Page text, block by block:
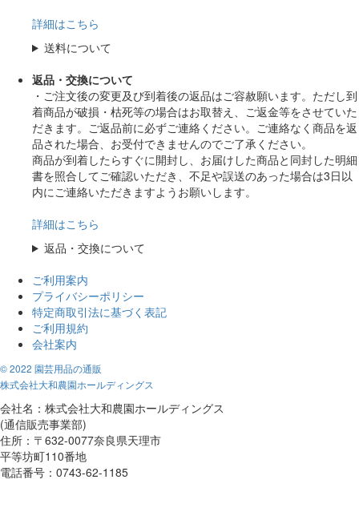
詳細はこちら
送料について
返品・交換について
・ご注文後の変更及び到着後の返品はご容赦願います。ただし到
着商品が破損・枯死等の場合はお取替え、ご返金等をさせていた
だきます。ご返品前に必ずご連絡ください。ご連絡なく商品を返
品された場合、お受付できませんのでご了承ください。
商品が到着したらすぐに開封し、お届けした商品と同封した明細
書を照合してご確認いただき、不足や誤送のあった場合は3日以
内にご連絡いただきますようお願いします。
詳細はこちら
返品・交換について
ご利用案内
プライバシーポリシー
特定商取引法に基づく表記
ご利用規約
会社案内
© 2022 園芸用品の通販
株式会社大和農園ホールディングス
会社名：株式会社大和農園ホールディングス
(通信販売事業部)
住所：〒632-0077奈良県天理市
平等坊町110番地
電話番号：0743-62-1185